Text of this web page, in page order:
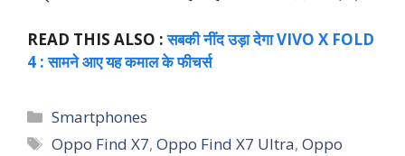
READ THIS ALSO :सबकी नींद उड़ा देगा VIVO X FOLD
4 : सामने आए यह कमाल के फीचर्स
Categories
Smartphones
Tags
Oppo Find X7,Oppo Find X7 Ultra,Oppo